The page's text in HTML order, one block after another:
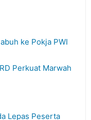
ke Pokja PWI
Perkuat Marwah
Lepas Peserta